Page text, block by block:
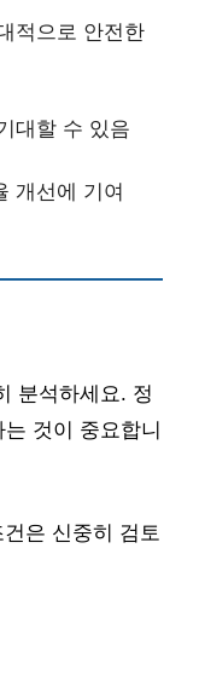
적으로 안전한
대할 수 있음
개선에 기여
분석하세요. 정
것이 중요합니
은 신중히 검토